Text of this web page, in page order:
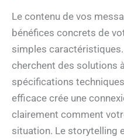
Le contenu de vos
bénéfices concrets de
simples
cherchent des solutions
spécifications
efficace crée une
clairement comment
situation. Le storytelling